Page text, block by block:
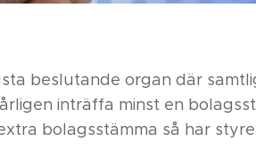
beslutande organ där
inträffa minst en
bolagsstämma så har